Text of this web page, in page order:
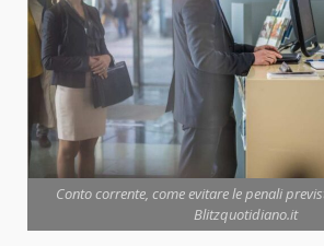
Conto corrente, come evitare le penali
Blitzquotidiano.it